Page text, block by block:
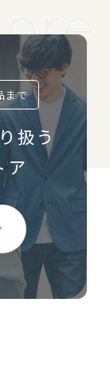
まで
扱う
ア